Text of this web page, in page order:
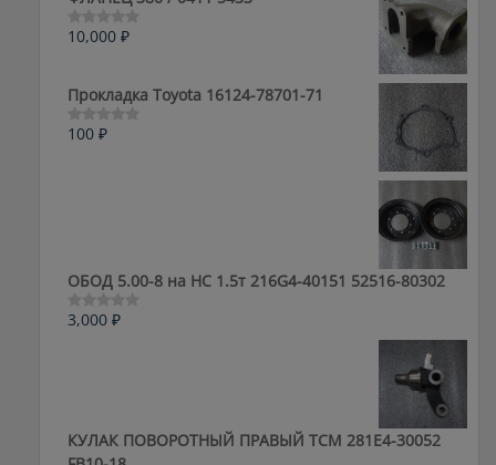
Оценка
5
10,000 ₽
Прокладка Toyota 16124-78701-71
Оценка
100 ₽
ОБОД 5.00-8 на HC 1.5т 216G4-40151 52516-80302
Оценка
3,000 ₽
КУЛАК ПОВОРОТНЫЙ ПРАВЫЙ ТСМ 281E4-30052